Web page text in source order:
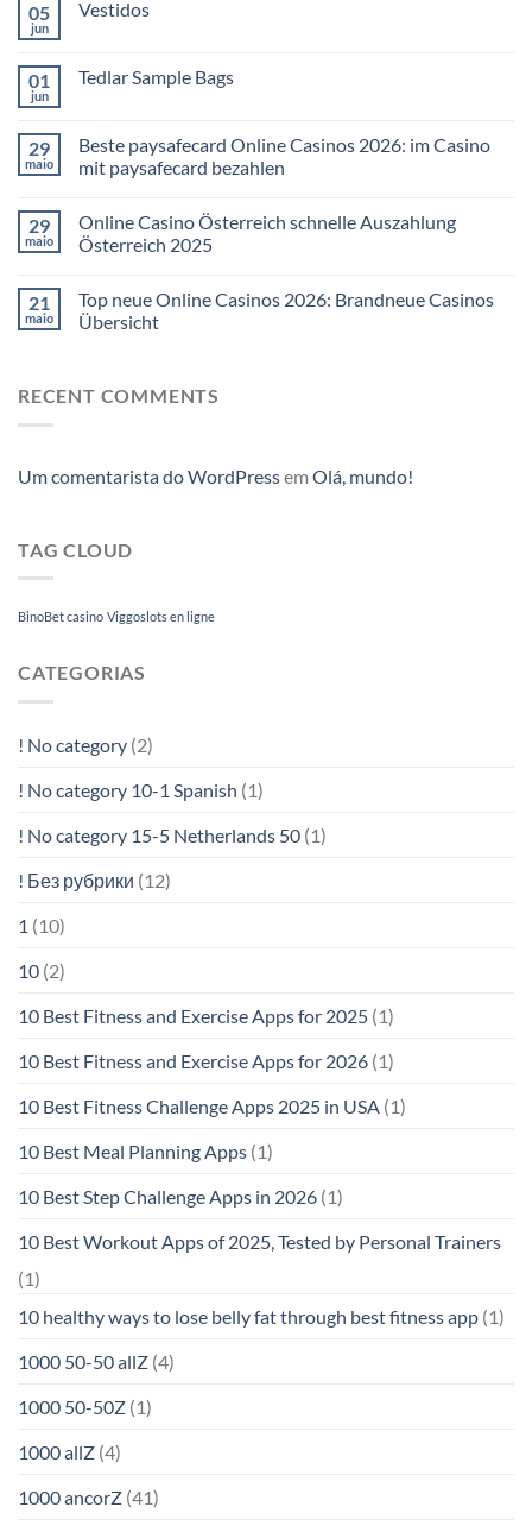
05
jun
Vestidos
01
jun
Tedlar Sample Bags
29
maio
Beste paysafecard Online Casinos 2026: im Casino
mit paysafecard bezahlen
29
maio
Online Casino Österreich schnelle Auszahlung
Österreich 2025
21
maio
Top neue Online Casinos 2026: Brandneue Casinos
Übersicht
RECENT COMMENTS
Um comentarista do WordPressem Olá, mundo!
TAG CLOUD
BinoBet casino Viggoslots en ligne
CATEGORIAS
! No category (2)
! No category 10-1 Spanish (1)
! No category 15-5 Netherlands 50 (1)
! Без рубрики (12)
1 (10)
10 (2)
10 Best Fitness and Exercise Apps for 2025 (1)
10 Best Fitness and Exercise Apps for 2026 (1)
10 Best Fitness Challenge Apps 2025 in USA (1)
10 Best Meal Planning Apps (1)
10 Best Step Challenge Apps in 2026 (1)
10 Best Workout Apps of 2025, Tested by Personal Trainers
(1)
10 healthy ways to lose belly fat through best fitness app (1)
1000 50-50 allZ (4)
1000 50-50Z (1)
1000 allZ (4)
1000 ancorZ (41)